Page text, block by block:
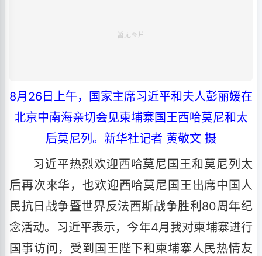
8月26日上午，国家主席习近平和夫人彭丽媛在
北京中南海亲切会见柬埔寨国王西哈莫尼和太
后莫尼列。新华社记者 黄敬文 摄
习近平热烈欢迎西哈莫尼国王和莫尼列太
后再次来华，也欢迎西哈莫尼国王出席中国人
民抗日战争暨世界反法西斯战争胜利80周年纪
念活动。习近平表示，今年4月我对柬埔寨进行
国事访问，受到国王陛下和柬埔寨人民热情友